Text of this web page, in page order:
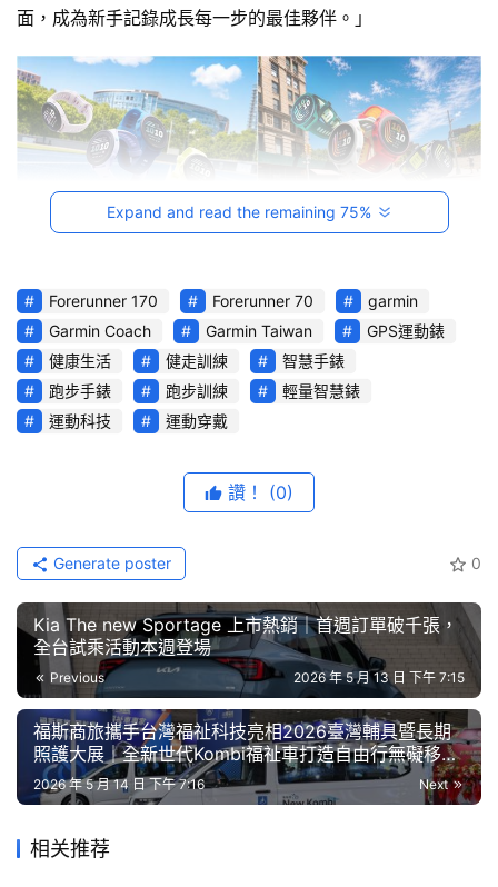
台
灣
車
與
生
玩
C
A
R
綜
藝
口
碑
中
古
車
行
百
大
中
車
面，成為新手記錄成長每一步的最佳夥伴。」
AMOLED 彩色觸控螢幕，視覺細膩流暢，並推出音樂版。
此外，錶款大膽打破專業跑錶硬派框架，引領「運動多巴
胺」風潮，以輕巧的撞色設計將跑錶化身為風格性穿搭單
品，定義出獨有的運動美學。在亮眼外型下，擁有長達13天
強勁續航力，無需天天為電量焦慮，讓你能專注每一天的進
Forerunner 70 / 170 全系列亮點：
輕巧亮麗外型：纖薄輕盈機身僅40克，搭載 AMOLED
出10色。
每日訓練建議：依照當日身體狀態，提供簡單且具方向
性的課表，內容新增跑走訓練，並在每次跑後根據表現
與恢復狀況調整，讓進步更輕鬆。
快速訓練：透過「快速訓練」功能，運動不再是一項需
要精密計畫的任務，可快速輸入想要的強度及時間，一
鍵開始練，為初新者帶來更純粹的運動體驗。
步、騎乘（僅限Forerunner 170）、肌力、體能教練，
Expand and read the remaining 75%
Forerunner 170 Forerunner 70
garmin
Garmin Coach
Garmin Taiwan
GPS運動錶
健康生活
健走訓練
智慧手錶
跑步手錶
跑步訓練
輕量智慧錶
運動科技
運動穿戴
讚！ (0)
0
Generate poster
Kia The new Sportage 上市熱銷｜首週訂單破千張，
全台試乘活動本週登場
Previous 2026 年 5 月 13 日 下午 7:15
福斯商旅攜手台灣福祉科技亮相2026臺灣輔具暨長期
照護大展｜全新世代Kombi福祉車打造自由行無礙移動
新體驗
Next
2026 年 5 月 14 日 下午 7:16
相关推荐